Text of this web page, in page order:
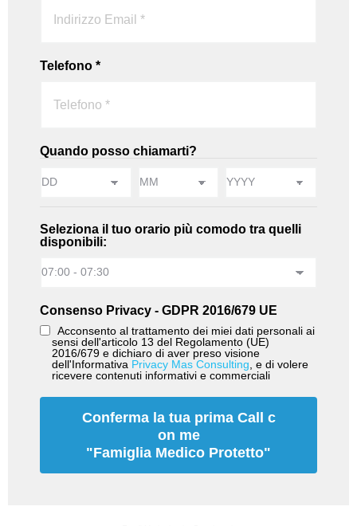
Telefono *
Quando posso chiamarti?
Seleziona il tuo orario più comodo tra quelli
disponibili:
Consenso Privacy - GDPR 2016/679 UE
Acconsento al trattamento dei miei dati personali ai
sensi dell'articolo 13 del Regolamento (UE)
2016/679 e dichiaro di aver preso visione
dell'Informativa Privacy Mas Consulting , e di volere
ricevere contenuti informativi e commerciali
Conferma la tua prima Call c
on me
"Famiglia Medico Protetto"